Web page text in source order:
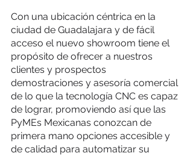
Con una ubicación céntrica en la
ciudad de Guadalajara y de fácil
acceso el nuevo showroom tiene el
propósito de ofrecer a nuestros
clientes y prospectos
demostraciones y asesoría comercial
de lo que la tecnología CNC es capaz
de lograr, promoviendo así que las
PyMEs Mexicanas conozcan de
primera mano opciones accesible y
de calidad para automatizar su